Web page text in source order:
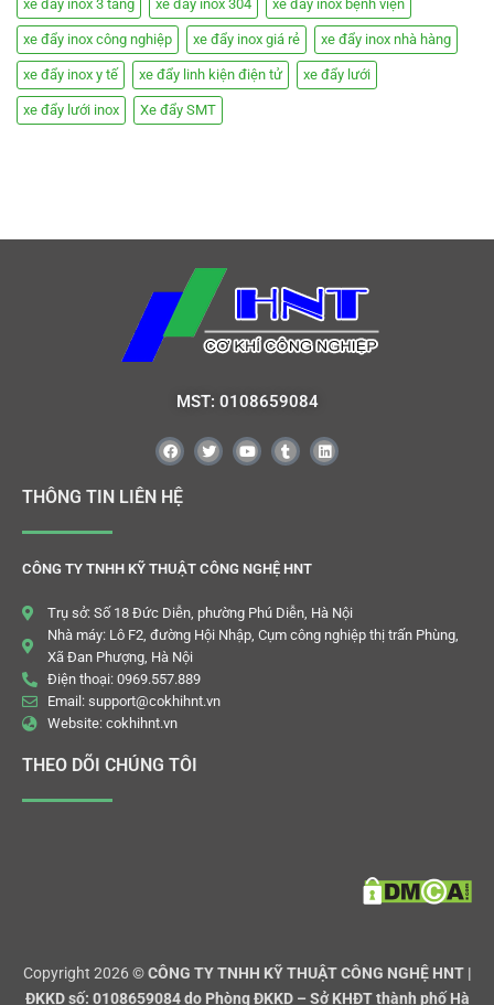
xe đẩy inox 3 tầng xe đẩy inox 304 xe đẩy inox bệnh viện
xe đẩy inox công nghiệp xe đẩy inox giá rẻ xe đẩy inox nhà hàng
xe đẩy inox y tế xe đẩy linh kiện điện tử xe đẩy lưới
xe đẩy lưới inox Xe đẩy SMT
MST: 0108659084
THÔNG TIN LIÊN HỆ
CÔNG TY TNHH KỸ THUẬT CÔNG NGHỆ HNT
Trụ sở: Số 18 Đức Diễn, phường Phú Diễn, Hà Nội
Nhà máy: Lô F2, đường Hội Nhập, Cụm công nghiệp thị trấn Phùng,
Xã Đan Phượng, Hà Nội
Điện thoại: 0969.557.889
Email: support@cokhihnt.vn
Website: cokhihnt.vn
THEO DÕI CHÚNG TÔI
Copyright 2026 ©CÔNG TY TNHH KỸ THUẬT CÔNG NGHỆ HNT |
ĐKKD số: 0108659084 do Phòng ĐKKD – Sở KHĐT thành phố Hà